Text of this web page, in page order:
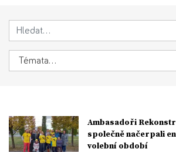
Ambasadoři
společně načerpali
volební období